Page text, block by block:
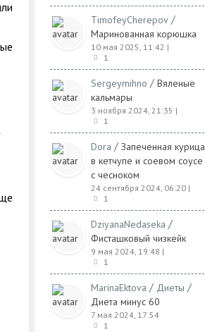
TimofeyCherepov /
Маринованная корюшка
10 мая 2025, 11:42 |
1
Sergeymihno / Вяленые
кальмары
3 ноября 2024, 21:35 |
1
Dora / Запеченная курица
в кетчупе и соевом соусе
с чесноком
24 сентября 2024, 06:20 |
1
DziyanaNedaseka /
Фисташковый чизкейк
9 мая 2024, 19:48 |
1
MarinaEktova / Диеты /
Диета минус 60
7 мая 2024, 17:54
1